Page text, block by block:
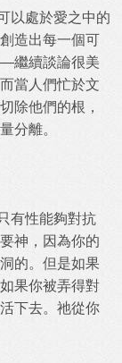
處於愛之中的
造出每一個可
繼續談論很美
當人們忙於文
除他們的根，
分離。
有性能夠對抗
神，因為你的
的。但是如果
果你被弄得對
下去。祂從你